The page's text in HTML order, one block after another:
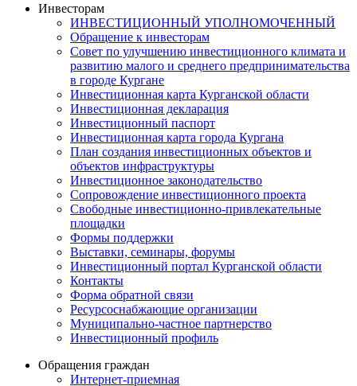
Инвесторам
ИНВЕСТИЦИОННЫЙ УПОЛНОМОЧЕННЫЙ
Обращение к инвесторам
Совет по улучшению инвестиционного климата и
развитию малого и среднего предпринимательства
в городе Кургане
Инвестиционная карта Курганской области
Инвестиционная декларация
Инвестиционный паспорт
Инвестиционная карта города Кургана
План создания инвестиционных объектов и
объектов инфраструктуры
Инвестиционное законодательство
Сопровождение инвестиционного проекта
Свободные инвестиционно-привлекательные
площадки
Формы поддержки
Выставки, семинары, форумы
Инвестиционный портал Курганской области
Контакты
Форма обратной связи
Ресурсоснабжающие организации
Муниципально-частное партнерство
Инвестиционный профиль
Обращения граждан
Интернет-приемная